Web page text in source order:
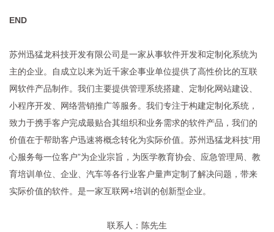
END
苏州迅猛龙科技开发有限公司是一家从事软件开发和定制化系统为
主的企业。自成立以来为近千家企事业单位提供了高性价比的互联
网软件产品制作。我们主要提供管理系统搭建、定制化网站建设、
小程序开发、网络营销推广等服务。我们专注于构建定制化系统，
致力于携手客户完成最贴合其组织和业务需求的软件产品，我们的
价值在于帮助客户迅速将概念转化为实际价值。苏州迅猛龙科技“用
心服务每一位客户”为企业宗旨，为医学教育协会、应急管理局、教
育培训单位、企业、汽车等各行业客户量声定制了解决问题，带来
实际价值的软件。是一家互联网+培训的创新型企业。
联系人：陈先生